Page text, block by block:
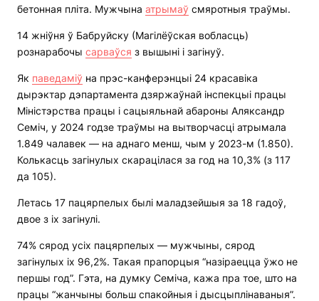
бетонная пліта. Мужчына атрымаў смяротныя траўмы.
14 жніўня ў Бабруйску (Магілёўская вобласць)
рознарабочы сарваўся з вышыні і загінуў.
Як паведаміў на прэс-канферэнцыі 24 красавіка
дырэктар дэпартамента дзяржаўнай інспекцыі працы
Міністэрства працы і сацыяльнай абароны Аляксандр
Семіч, у 2024 годзе траўмы на вытворчасці атрымала
1.849 чалавек — на аднаго менш, чым у 2023-м (1.850).
Колькасць загінулых скарацілася за год на 10,3% (з 117
да 105).
Летась 17 пацярпелых былі маладзейшыя за 18 гадоў,
двое з іх загінулі.
74% сярод усіх пацярпелых — мужчыны, сярод
загінулых іх 96,2%. Такая прапорцыя “назіраецца ўжо не
першы год”. Гэта, на думку Семіча, кажа пра тое, што на
працы “жанчыны больш спакойныя і дысцыплінаваныя”.